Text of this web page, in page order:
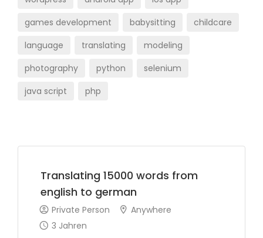
games development
babysitting
childcare
language
translating
modeling
photography
python
selenium
java script
php
Translating 15000 words from
english to german
Private Person
Anywhere
3 Jahren